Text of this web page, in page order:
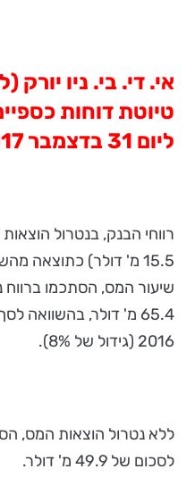
אי. די. בי. ניו
טיוטת דוחות
ליום 31 בדצמבר 2017.
רווחי הבנק, בנטרול
15.5 מ' דולר) כתוצאה
2016 (גידול של 8%).
לסכום של 49.9 מ' דולר.